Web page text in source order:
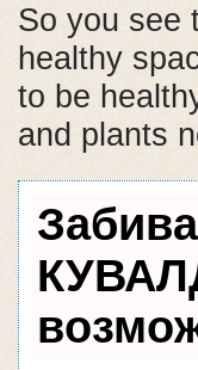
So you see
healthy
to be
and plants